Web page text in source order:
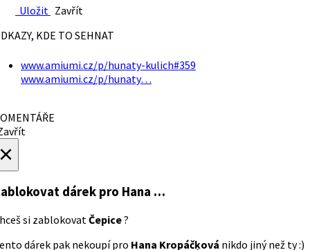
Uložit Zavřít
KDE TO SEHNAT
www.amiumi.cz/p/hunaty-kulich#359
www.amiumi.cz/p/hunaty…
dárek pro Hana …
si zablokovatČepice?
dárek pak nekoupí pro Hana Kropáčķová nikdo jiný než ty :)